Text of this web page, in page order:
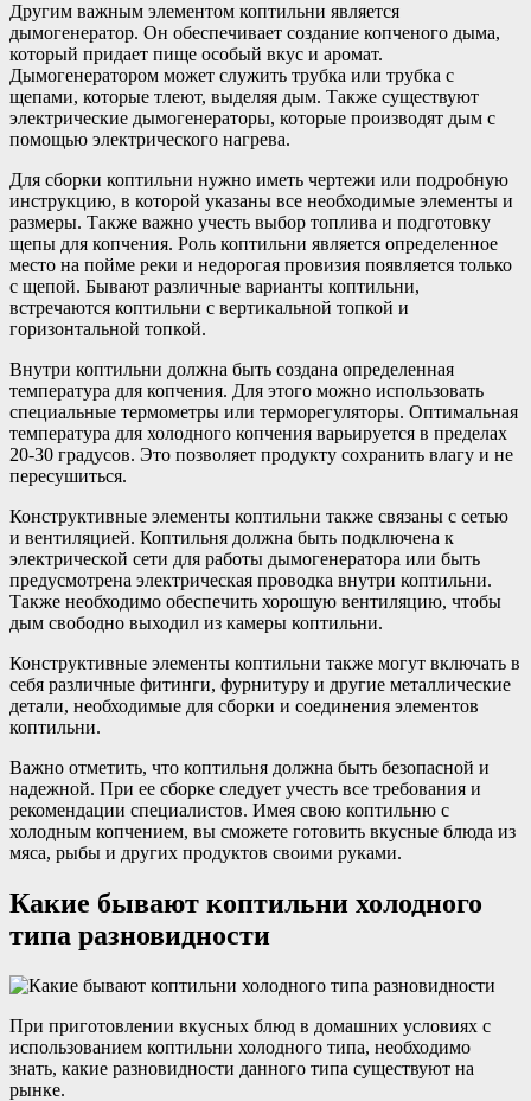
Другим важным элементом коптильни является
дымогенератор. Он обеспечивает создание копченого дыма,
который придает пище особый вкус и аромат.
Дымогенератором может служить трубка или трубка с
щепами, которые тлеют, выделяя дым. Также существуют
электрические дымогенераторы, которые производят дым с
помощью электрического нагрева.
Для сборки коптильни нужно иметь чертежи или подробную
инструкцию, в которой указаны все необходимые элементы и
размеры. Также важно учесть выбор топлива и подготовку
щепы для копчения. Роль коптильни является определенное
место на пойме реки и недорогая провизия появляется только
с щепой. Бывают различные варианты коптильни,
встречаются коптильни с вертикальной топкой и
горизонтальной топкой.
Внутри коптильни должна быть создана определенная
температура для копчения. Для этого можно использовать
специальные термометры или терморегуляторы. Оптимальная
температура для холодного копчения варьируется в пределах
20-30 градусов. Это позволяет продукту сохранить влагу и не
пересушиться.
Конструктивные элементы коптильни также связаны с сетью
и вентиляцией. Коптильня должна быть подключена к
электрической сети для работы дымогенератора или быть
предусмотрена электрическая проводка внутри коптильни.
Также необходимо обеспечить хорошую вентиляцию, чтобы
дым свободно выходил из камеры коптильни.
Конструктивные элементы коптильни также могут включать в
себя различные фитинги, фурнитуру и другие металлические
детали, необходимые для сборки и соединения элементов
коптильни.
Важно отметить, что коптильня должна быть безопасной и
надежной. При ее сборке следует учесть все требования и
рекомендации специалистов. Имея свою коптильню с
холодным копчением, вы сможете готовить вкусные блюда из
мяса, рыбы и других продуктов своими руками.
Какие бывают коптильни холодного
типа разновидности
При приготовлении вкусных блюд в домашних условиях с
использованием коптильни холодного типа, необходимо
знать, какие разновидности данного типа существуют на
рынке.